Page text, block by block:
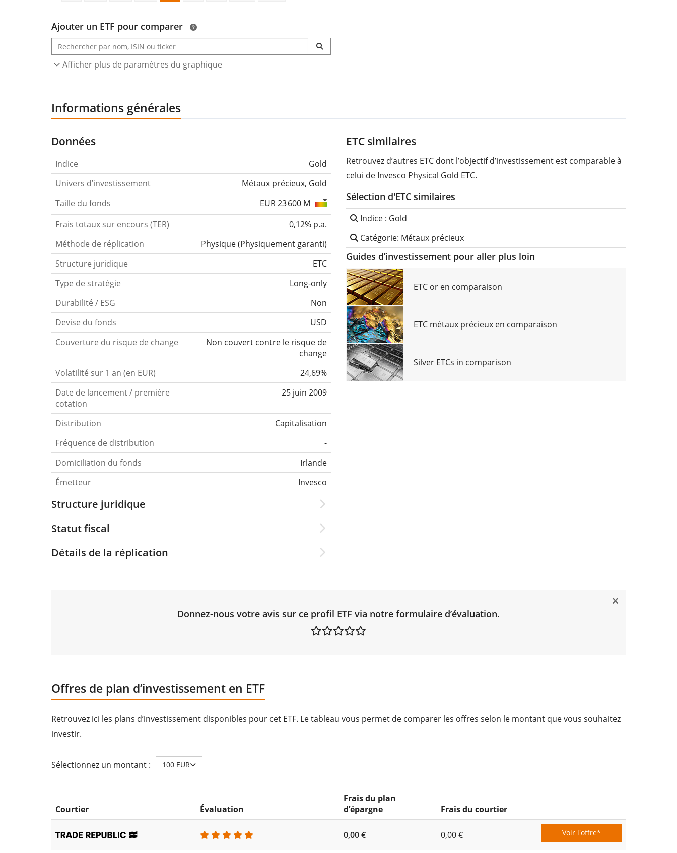
Ajouter un ETF pour comparer
Afficher plus de paramètres du graphique
Informations générales
Données
Indice
Gold
Univers d’investissement
Métaux précieux, Gold
Taille du fonds
EUR 23 600 M
Frais totaux sur encours (TER)
0,12% p.a.
Méthode de réplication
Physique(Physiquement garanti)
Structure juridique
ETC
Type de stratégie
Long-only
Durabilité / ESG
Non
Devise du fonds
USD
Couverture du risque de change
Non couvert contre le risque de
change
Volatilité sur 1 an (en EUR)
24,69%
Date de lancement / première
cotation
25 juin 2009
Distribution
Capitalisation
Fréquence de distribution
-
Domiciliation du fonds
Irlande
Émetteur
Invesco
Structure juridique
Statut fiscal
Détails de la réplication
ETC similaires
Retrouvez d’autres ETC dont l’objectif d’investissement est comparable à
celui de Invesco Physical Gold ETC.
Sélection d'ETC similaires
Indice : Gold
Catégorie: Métaux précieux
Guides d’investissement pour aller plus loin
ETC or en comparaison
ETC métaux précieux en comparaison
Silver ETCs in comparison
Donnez-nous votre avis sur ce profil ETF via notre formulaire d’évaluation.
Offres de plan d’investissement en ETF
Retrouvez ici les plans d’investissement disponibles pour cet ETF. Le tableau vous permet de comparer les offres selon le montant que vous souhaitez
investir.
Sélectionnez un montant : 100 EUR
Courtier Évaluation
Frais du plan
d’épargne
Frais du courtier
0,00 € 0,00 € Voir l'offre*